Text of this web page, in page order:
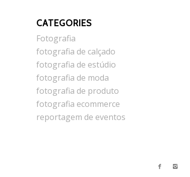
CATEGORIES
Fotografia
fotografia de calçado
fotografia de estúdio
fotografia de moda
fotografia de produto
fotografia ecommerce
reportagem de eventos